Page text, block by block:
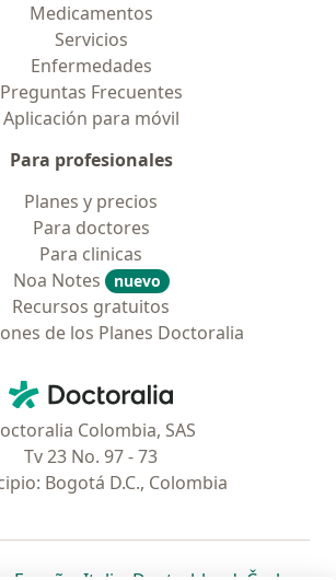
Medicamentos
Servicios
Enfermedades
Preguntas Frecuentes
Aplicación para móvil
Para profesionales
Planes y precios
Para doctores
Para clinicas
Noa Notes
nuevo
Recursos gratuitos
de los Planes Doctoralia
Doctoralia - Página de inicio
Colombia, SAS
Tv 23 No. 97 - 73
Bogotá D.C., Colombia